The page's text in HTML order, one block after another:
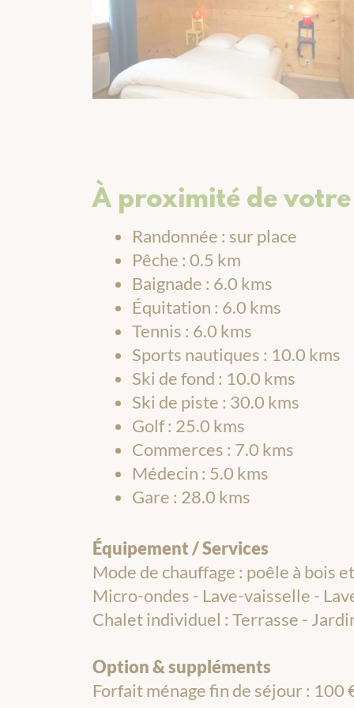
À proximité de
Randonnée : sur place
Pêche : 0.5 km
Baignade : 6.0 kms
Équitation : 6.0 kms
Tennis : 6.0 kms
Sports nautiques : 10.0 kms
Ski de fond : 10.0 kms
Ski de piste : 30.0 kms
Golf : 25.0 kms
Commerces : 7.0 kms
Médecin : 5.0 kms
Gare : 28.0 kms
Équipement / Services
Mode de chauffage : poêle à bois
Micro-ondes - Lave-vaisselle -
Chalet individuel : Terrasse -
Option & suppléments
Forfait ménage fin de séjour : 100